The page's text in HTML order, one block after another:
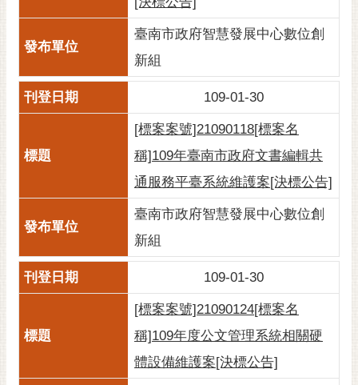
臺南市政府智慧發展中心數位創
新組
109-01-30
[標案案號]21090118[標案名
稱]109年臺南市政府文書編輯共
通服務平臺系統維護案[決標公告]
臺南市政府智慧發展中心數位創
新組
109-01-30
[標案案號]21090124[標案名
稱]109年度公文管理系統相關硬
體設備維護案[決標公告]